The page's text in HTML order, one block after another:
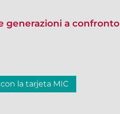
generazioni a confronto
la tarjeta MIC